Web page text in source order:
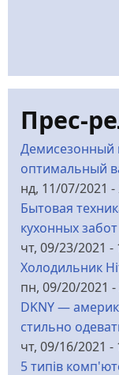
Прес-
Демисезонный
оптимальный
нд, 11/07/2021 -
Бытовая
кухонных забот
чт, 09/23/2021 -
Холодильник
пн, 09/20/2021 -
DKNY —
стильно
чт, 09/16/2021 -
5 типів